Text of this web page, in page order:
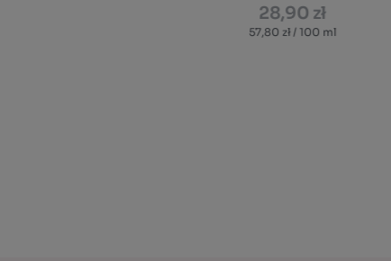
28,90 zł
57,80 zł / 100 ml